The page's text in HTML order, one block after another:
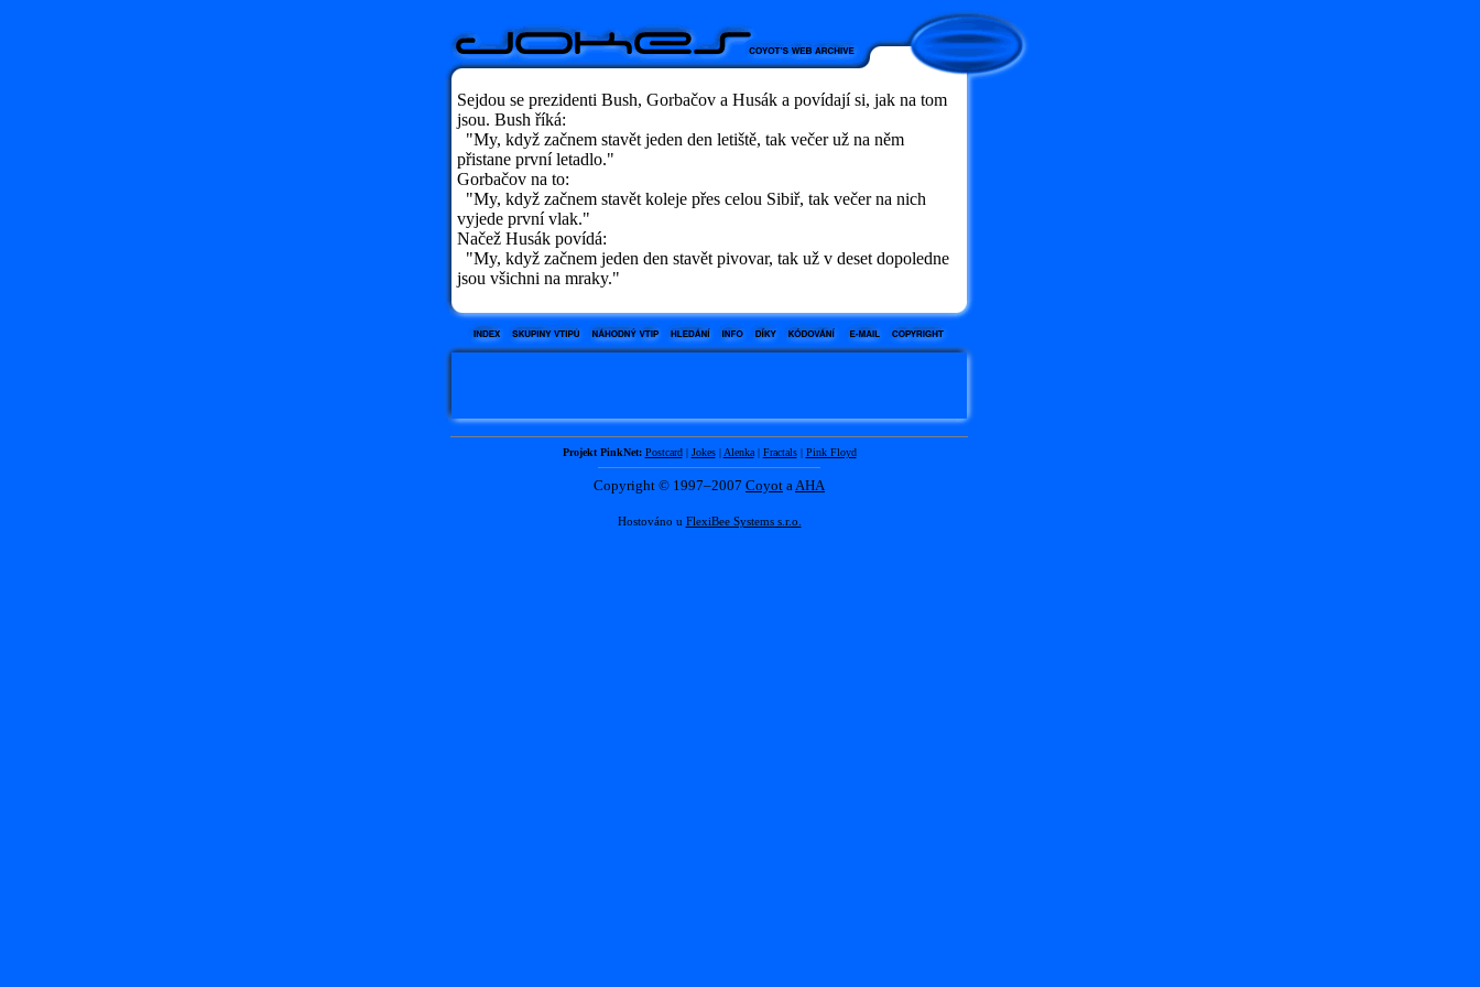
Sejdou se prezidenti Bush, Gorbačov a Husák a povídají si, jak na tom
jsou. Bush říká:
"My, když začnem stavět jeden den letiště, tak večer už na něm
přistane první letadlo."
Gorbačov na to:
"My, když začnem stavět koleje přes celou Sibiř, tak večer na nich
vyjede první vlak."
Načež Husák povídá:
"My, když začnem jeden den stavět pivovar, tak už v deset dopoledne
jsou všichni na mraky."
Projekt PinkNet: Postcard| Jokes| Alenka| Fractals| Pink Floyd
Copyright © 1997–2007 Coyot aAHA
Hostováno u FlexiBee Systems s.r.o.